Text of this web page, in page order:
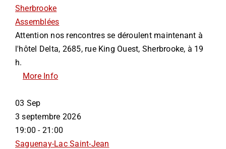
Sherbrooke
Assemblées
Attention nos rencontres se déroulent maintenant à
l'hôtel Delta, 2685, rue King Ouest, Sherbrooke, à 19
h.
More Info
03 Sep
3 septembre 2026
19:00 - 21:00
Saguenay-Lac Saint-Jean